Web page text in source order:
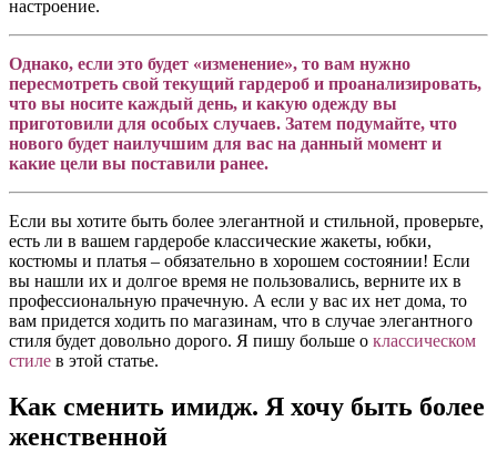
настроение.
Однако, если это будет «изменение», то вам нужно
пересмотреть свой текущий гардероб и проанализировать,
что вы носите каждый день, и какую одежду вы
приготовили для особых случаев. Затем подумайте, что
нового будет наилучшим для вас на данный момент и
какие цели вы поставили ранее.
Если вы хотите быть более элегантной и стильной, проверьте,
есть ли в вашем гардеробе классические жакеты, юбки,
костюмы и платья – обязательно в хорошем состоянии! Если
вы нашли их и долгое время не пользовались, верните их в
профессиональную прачечную. А если у вас их нет дома, то
вам придется ходить по магазинам, что в случае элегантного
стиля будет довольно дорого. Я пишу больше о классическом
стиле в этой статье.
Как сменить имидж. Я хочу быть более
женственной